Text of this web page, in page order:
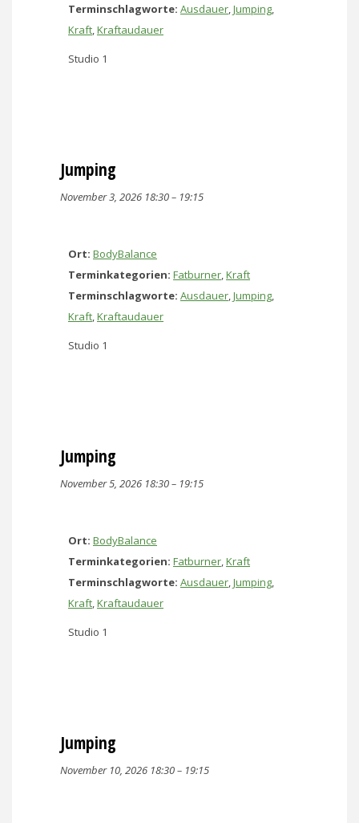
Terminschlagworte: Ausdauer,Jumping,
Kraft,Kraftaudauer
Studio 1
Jumping
November 3, 2026 18:30– 19:15
Ort: BodyBalance
Terminkategorien: Fatburner,Kraft
Terminschlagworte: Ausdauer,Jumping,
Kraft,Kraftaudauer
Studio 1
Jumping
November 5, 2026 18:30– 19:15
Ort: BodyBalance
Terminkategorien: Fatburner,Kraft
Terminschlagworte: Ausdauer,Jumping,
Kraft,Kraftaudauer
Studio 1
Jumping
November 10, 2026 18:30– 19:15